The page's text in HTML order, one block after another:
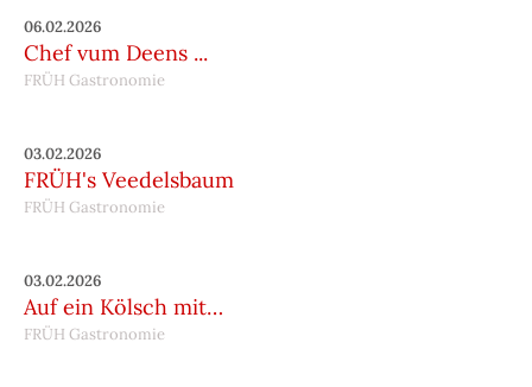
06.02.2026
Chef vum Deens ...
FRÜH Gastronomie
03.02.2026
FRÜH's Veedelsbaum
FRÜH Gastronomie
03.02.2026
Auf ein Kölsch mit…
FRÜH Gastronomie